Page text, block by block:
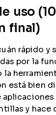
uso
final)
rápido y
por la
la
está bien
y hace